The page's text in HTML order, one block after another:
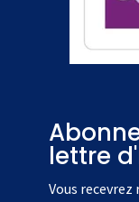
lettre
Vous